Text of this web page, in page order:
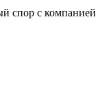
спор с